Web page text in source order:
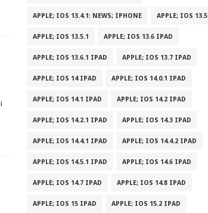
APPLE; IOS 13.4.1: NEWS; IPHONE APPLE; IOS 13.5
APPLE; IOS 13.5.1 APPLE; IOS 13.6 IPAD
APPLE; IOS 13.6.1 IPAD APPLE; IOS 13.7 IPAD
APPLE; IOS 14 IPAD APPLE; IOS 14.0.1 IPAD
APPLE; IOS 14.1 IPAD APPLE; IOS 14.2 IPAD
APPLE; IOS 14.2.1 IPAD APPLE; IOS 14.3 IPAD
APPLE; IOS 14.4.1 IPAD APPLE; IOS 14.4.2 IPAD
APPLE; IOS 14.5.1 IPAD APPLE; IOS 14.6 IPAD
APPLE; IOS 14.7 IPAD APPLE; IOS 14.8 IPAD
APPLE; IOS 15 IPAD APPLE; IOS 15.2 IPAD